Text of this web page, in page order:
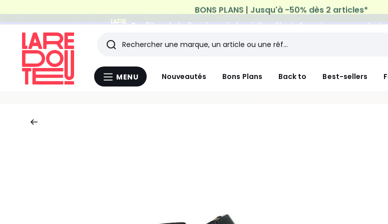
Profitez de la livraison à domicile offerte*sur tous vos achats
Menu
MENU Nouveautés Bons Plans Back to Best-sellers
Rechercher
Les
derniers